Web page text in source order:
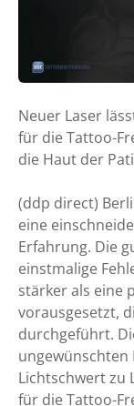
Neuer Laser
für die Tattoo-
die Haut der
(ddp direct)
eine
Erfahrung. Die
einstmalige
stärker als eine
vorausgesetzt,
durchgeführt.
Lichtschwert zu
für die Tattoo-